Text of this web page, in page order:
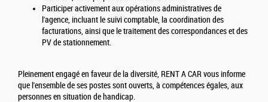
Participer activement aux opérations administratives de
l'agence, incluant le suivi comptable, la coordination des
facturations, ainsi que le traitement des correspondances et des
PV de stationnement.
Pleinement engagé en faveur de la diversité, RENT A CAR vous informe
que l'ensemble de ses postes sont ouverts, à compétences égales, aux
personnes en situation de handicap.